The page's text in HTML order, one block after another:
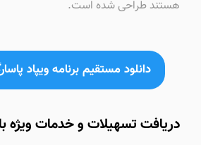
هستند طراحی شده است.
دانلود مستقیم برنامه ویپاد
دریافت تسهیلات و خدمات ویژه